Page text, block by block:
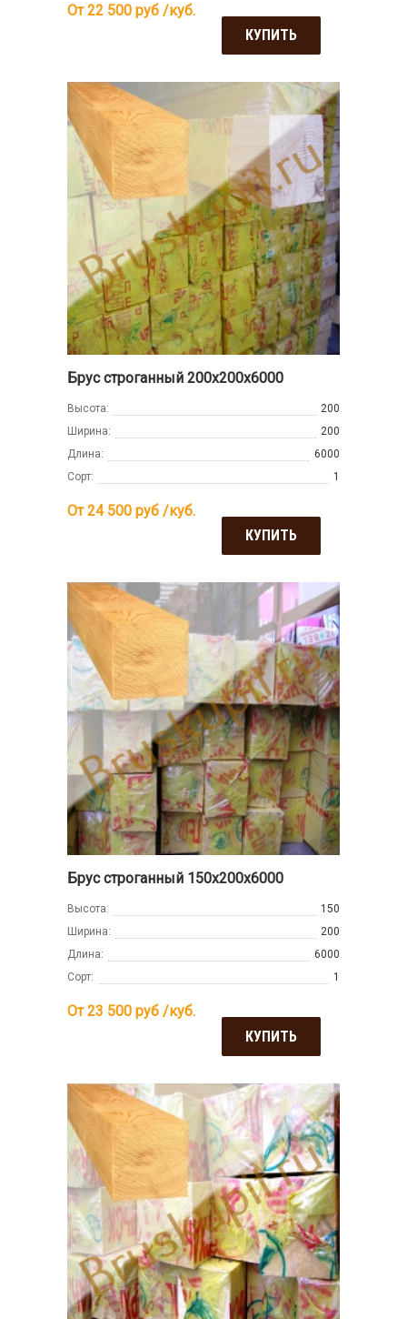
От 22 500 руб /куб.
КУПИТЬ
Брус строганный 200х200х6000
Высота:
200
Ширина:
200
Длина:
6000
Сорт:
1
От 24 500 руб /куб.
КУПИТЬ
Брус строганный 150х200х6000
Высота:
150
Ширина:
200
Длина:
6000
Сорт:
1
От 23 500 руб /куб.
КУПИТЬ